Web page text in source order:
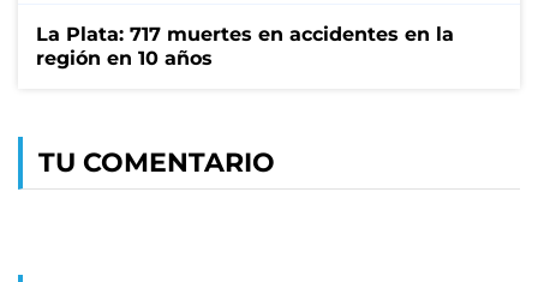
La Plata: 717 muertes en accidentes en la
región en 10 años
TU COMENTARIO